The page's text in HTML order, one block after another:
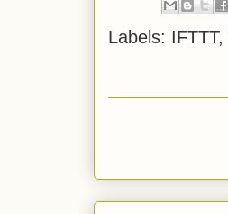
Labels: IFTTT,